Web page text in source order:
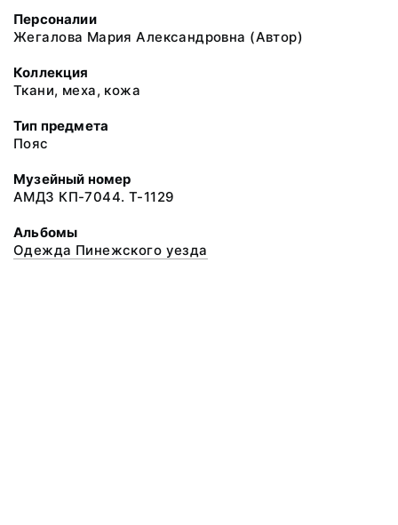
Персоналии
Жегалова Мария Александровна (Автор)
Коллекция
Ткани, меха, кожа
Тип предмета
Пояс
Музейный номер
АМДЗ КП-7044. Т-1129
Альбомы
Одежда Пинежского уезда